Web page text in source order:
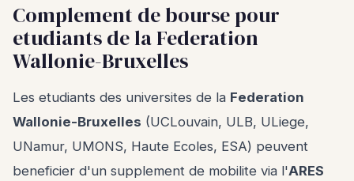
Complement de bourse pour
etudiants de la Federation
Wallonie-Bruxelles
Les etudiants des universites de la Federation
Wallonie-Bruxelles (UCLouvain, ULB, ULiege,
UNamur, UMONS, Haute Ecoles, ESA) peuvent
beneficier d'un supplement de mobilite via l'ARES